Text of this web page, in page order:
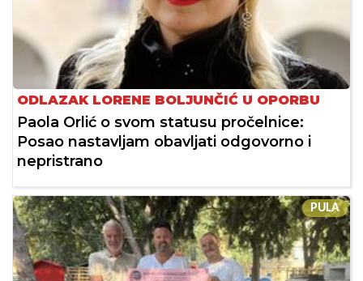
ODLAZAK LORENE BOLJUNČIĆ U OPORBU
Paola Orlić o svom statusu pročelnice:
Posao nastavljam obavljati odgovorno i
nepristrano
PULA